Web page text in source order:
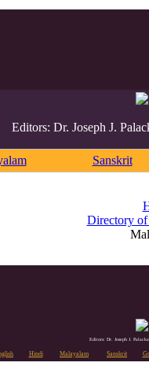
Editors: Dr. Joseph J.
Sanskrit
Directory of
Editors: Dr. Joseph J.
Hindi Malayalam Sanskrit